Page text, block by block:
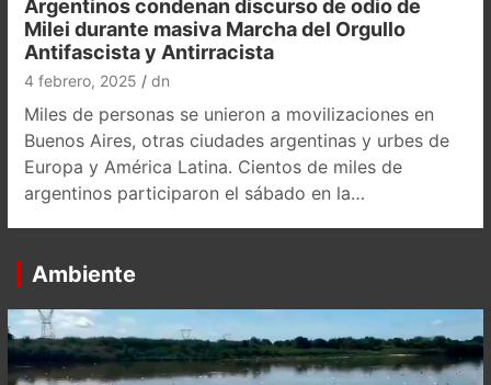
Argentinos condenan discurso de odio de
Milei durante masiva Marcha del Orgullo
Antifascista y Antirracista
4 febrero, 2025 dn
Miles de personas se unieron a movilizaciones en
Buenos Aires, otras ciudades argentinas y urbes de
Europa y América Latina. Cientos de miles de
argentinos participaron el sábado en la…
Ambiente